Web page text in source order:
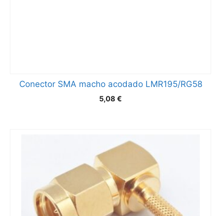
Conector SMA macho acodado LMR195/RG58
5,08 €